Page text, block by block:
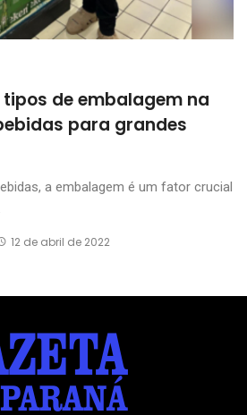
de embalagem na
para grandes
a embalagem é um fator crucial
12 de abril de 2022